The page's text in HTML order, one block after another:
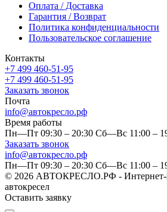
Оплата / Доставка
Гарантия / Возврат
Политика конфиденциальности
Пользовательское соглашение
Контакты
+7 499 460-51-95
+7 499 460-51-95
Заказать звонок
Почта
info@автокресло.рф
Время работы
Пн—Пт 09:30 – 20:30 Сб—Вс 11:00 –
Заказать звонок
info@автокресло.рф
Пн—Пт 09:30 – 20:30 Сб—Вс 11:00 –
© 2026 АВТОКРЕСЛО.РФ - Интернет-
автокресел
Оставить заявку